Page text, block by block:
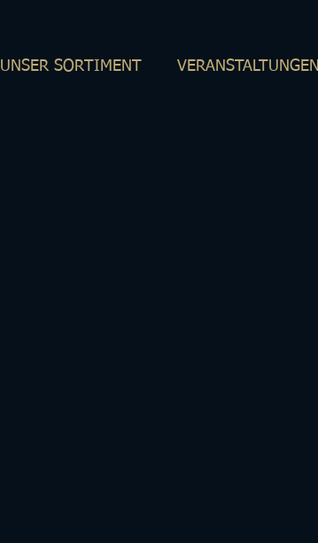
UNSER SORTIMENT VERANSTALTUNGEN